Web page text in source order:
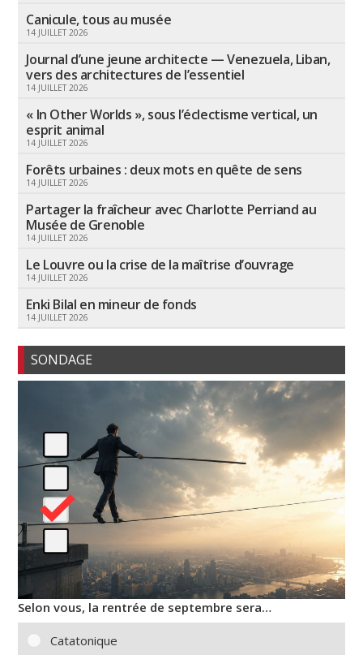
Canicule, tous au musée
14 JUILLET 2026
Journal d’une jeune architecte — Venezuela, Liban,
vers des architectures de l’essentiel
14 JUILLET 2026
« In Other Worlds », sous l’éclectisme vertical, un
esprit animal
14 JUILLET 2026
Forêts urbaines : deux mots en quête de sens
14 JUILLET 2026
Partager la fraîcheur avec Charlotte Perriand au
Musée de Grenoble
14 JUILLET 2026
Le Louvre ou la crise de la maîtrise d’ouvrage
14 JUILLET 2026
Enki Bilal en mineur de fonds
14 JUILLET 2026
SONDAGE
Selon vous, la rentrée de septembre sera…
Catatonique